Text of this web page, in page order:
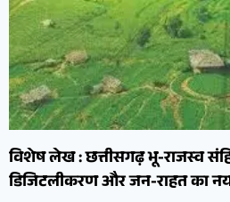
विशेष लेख : छत्तीसगढ़ भू-राजस्व
डिजिटलीकरण और जन-राहत का